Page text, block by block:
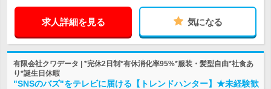
求人詳細を見る 気になる
有限会社クワデータ | *完休2日制*有休消化率95%*服装・髪型自由*社食あ
り*誕生日休暇
"SNSのバズ"をテレビに届ける【トレンドハンター】★未経験歓